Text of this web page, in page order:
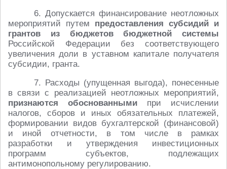
6. Допускается финансирование неотложных
мероприятий путем предоставления субсидий и
грантов из бюджетов бюджетной системы
Российской Федерации без соответствующего
увеличения доли в уставном капитале получателя
субсидии, гранта.
7. Расходы (упущенная выгода), понесенные
в связи с реализацией неотложных мероприятий,
признаются обоснованными при исчислении
налогов, сборов и иных обязательных платежей,
формировании видов бухгалтерской (финансовой)
и иной отчетности, в том числе в рамках
разработки и утверждения инвестиционных
программ субъектов, подлежащих
антимонопольному регулированию.